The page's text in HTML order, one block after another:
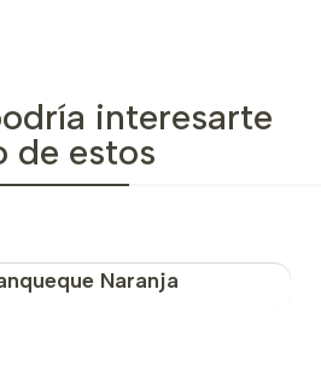
interesarte
de estos
Naranja